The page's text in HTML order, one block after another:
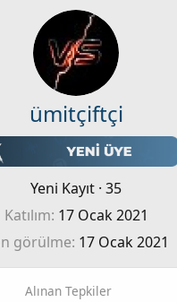
ümitçiftçi
Yeni Kayıt · 35
Katılım 17 Ocak 2021
görülme 17 Ocak 2021
Alınan Tepkiler